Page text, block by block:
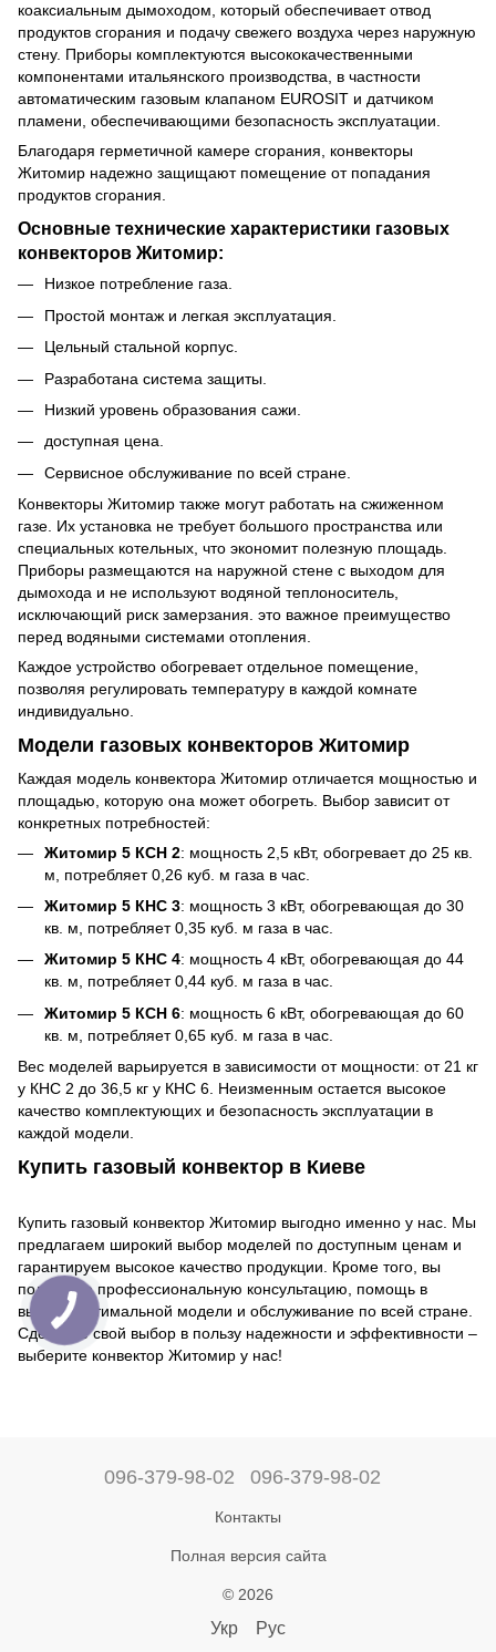
коаксиальным дымоходом, который обеспечивает отвод
продуктов сгорания и подачу свежего воздуха через наружную
стену. Приборы комплектуются высококачественными
компонентами итальянского производства, в частности
автоматическим газовым клапаном EUROSIT и датчиком
пламени, обеспечивающими безопасность эксплуатации.
Благодаря герметичной камере сгорания, конвекторы
Житомир надежно защищают помещение от попадания
продуктов сгорания.
Основные технические характеристики газовых
конвекторов Житомир:
Низкое потребление газа.
Простой монтаж и легкая эксплуатация.
Цельный стальной корпус.
Разработана система защиты.
Низкий уровень образования сажи.
доступная цена.
Сервисное обслуживание по всей стране.
Конвекторы Житомир также могут работать на сжиженном
газе. Их установка не требует большого пространства или
специальных котельных, что экономит полезную площадь.
Приборы размещаются на наружной стене с выходом для
дымохода и не используют водяной теплоноситель,
исключающий риск замерзания. это важное преимущество
перед водяными системами отопления.
Каждое устройство обогревает отдельное помещение,
позволяя регулировать температуру в каждой комнате
индивидуально.
Модели газовых конвекторов Житомир
Каждая модель конвектора Житомир отличается мощностью и
площадью, которую она может обогреть. Выбор зависит от
конкретных потребностей:
Житомир 5 КСН 2: мощность 2,5 кВт, обогревает до 25 кв.
м, потребляет 0,26 куб. м газа в час.
Житомир 5 КНС 3: мощность 3 кВт, обогревающая до 30
кв. м, потребляет 0,35 куб. м газа в час.
Житомир 5 КНС 4: мощность 4 кВт, обогревающая до 44
кв. м, потребляет 0,44 куб. м газа в час.
Житомир 5 КСН 6: мощность 6 кВт, обогревающая до 60
кв. м, потребляет 0,65 куб. м газа в час.
Вес моделей варьируется в зависимости от мощности: от 21 кг
у КНС 2 до 36,5 кг у КНС 6. Неизменным остается высокое
качество комплектующих и безопасность эксплуатации в
каждой модели.
Купить газовый конвектор в Киеве
Купить газовый конвектор Житомир выгодно именно у нас. Мы
предлагаем широкий выбор моделей по доступным ценам и
гарантируем высокое качество продукции. Кроме того, вы
получаете профессиональную консультацию, помощь в
выборе оптимальной модели и обслуживание по всей стране.
Сделайте свой выбор в пользу надежности и эффективности –
выберите конвектор Житомир у нас!
096-379-98-02 096-379-98-02
Контакты
Полная версия сайта
© 2026
Укр Рус